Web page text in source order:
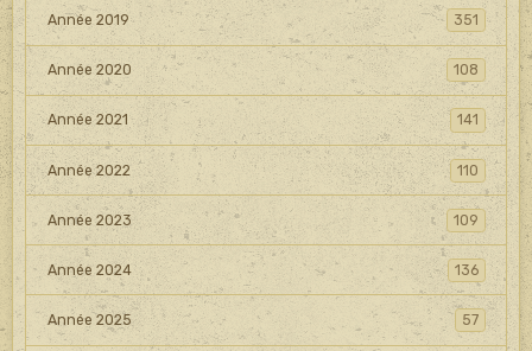
Année 2019 351
Année 2020 108
Année 2021 141
Année 2022 110
Année 2023 109
Année 2024 136
Année 2025 57